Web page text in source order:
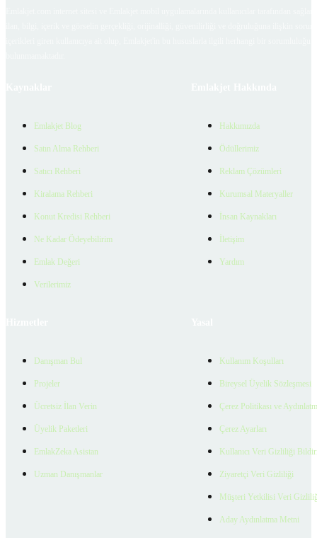
Emlakjet Blog
Satın Alma Rehberi
Satıcı Rehberi
Kiralama Rehberi
Konut Kredisi Rehberi
Ne Kadar Ödeyebilirim
Emlak Değeri
Verilerimiz
Hakkımızda
Ödüllerimiz
Reklam Çözümleri
Kurumsal Materyaller
İnsan Kaynakları
İletişim
Yardım
Danışman Bul
Projeler
Ücretsiz İlan Verin
Üyelik Paketleri
EmlakZeka Asistan
Uzman Danışmanlar
Kullanım Koşulları
Bireysel Üyelik Sözleşmesi
Çerez Politikası ve
Çerez Ayarları
Kullanıcı Veri Gizliliği
Ziyaretçi Veri Gizliliği
Müşteri Yetkilisi Veri
Aday Aydınlatma Metni